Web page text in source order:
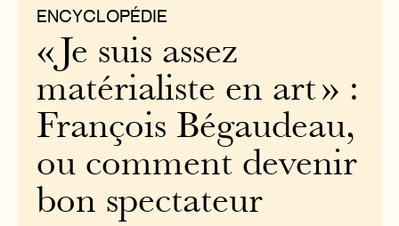
ENCYCLOPÉDIE
« Je suis assez
matérialiste en art » :
François Bégaudeau,
ou comment devenir
bon spectateur